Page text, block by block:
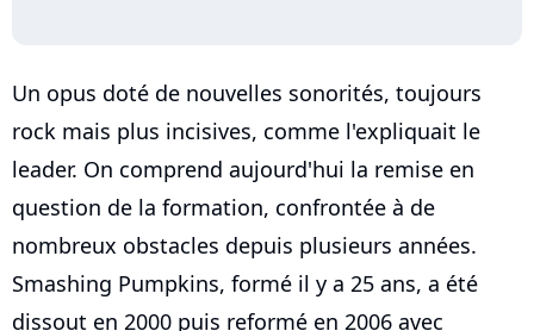
Un opus doté de nouvelles sonorités, toujours
rock mais plus incisives, comme l'expliquait le
leader. On comprend aujourd'hui la remise en
question de la formation, confrontée à de
nombreux obstacles depuis plusieurs années.
Smashing Pumpkins, formé il y a 25 ans, a été
dissout en 2000 puis reformé en 2006 avec